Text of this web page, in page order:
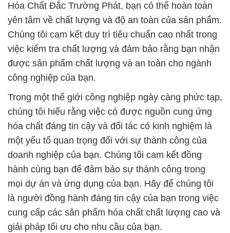
Hóa Chất Đắc Trường Phát, bạn có thể hoàn toàn
yên tâm về chất lượng và độ an toàn của sản phẩm.
Chúng tôi cam kết duy trì tiêu chuẩn cao nhất trong
việc kiểm tra chất lượng và đảm bảo rằng bạn nhận
được sản phẩm chất lượng và an toàn cho ngành
công nghiệp của bạn.
Trong một thế giới công nghiệp ngày càng phức tạp,
chúng tôi hiểu rằng việc có được nguồn cung ứng
hóa chất đáng tin cậy và đối tác có kinh nghiệm là
một yếu tố quan trọng đối với sự thành công của
doanh nghiệp của bạn. Chúng tôi cam kết đồng
hành cùng bạn để đảm bảo sự thành công trong
mọi dự án và ứng dụng của bạn. Hãy để chúng tôi
là người đồng hành đáng tin cậy của bạn trong việc
cung cấp các sản phẩm hóa chất chất lượng cao và
giải pháp tối ưu cho nhu cầu của bạn.